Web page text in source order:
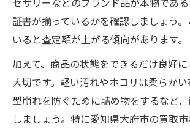
証書が揃っているかを確認しましょう
いると査定額が上がる傾向があります。
加えて、商品の状態をできるだけ良好
大切です。軽い汚れやホコリは柔らかい
型崩れを防ぐために詰め物をするなど
しましょう。特に愛知県大府市の買取